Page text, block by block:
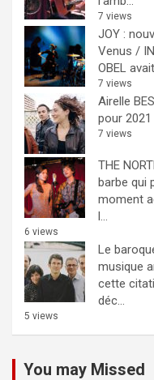
7 views
JOY :
Venus /
OBEL
7 views
Airelle
pour
7 views
THE
barbe qui
moment
l...
6 views
Le
musique
cette
déc...
5 views
You may Missed